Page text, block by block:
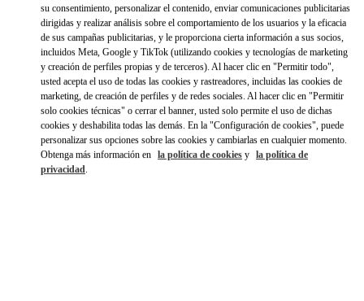
DIRECCIONESLINK OPENS IN
su consentimiento, personalizar el contenido, enviar comunicaciones publicitarias
dirigidas y realizar análisis sobre el comportamiento de los usuarios y la eficacia
de sus campañas publicitarias, y le proporciona cierta información a sus socios,
incluidos Meta, Google y TikTok (utilizando cookies y tecnologías de marketing
y creación de perfiles propias y de terceros). Al hacer clic en "Permitir todo",
usted acepta el uso de todas las cookies y rastreadores, incluidas las cookies de
marketing, de creación de perfiles y de redes sociales. Al hacer clic en "Permitir
solo cookies técnicas" o cerrar el banner, usted solo permite el uso de dichas
cookies y deshabilita todas las demás. En la "Configuración de cookies", puede
personalizar sus opciones sobre las cookies y cambiarlas en cualquier momento.
Obtenga más información en la política de cookies y la política de
privacidad